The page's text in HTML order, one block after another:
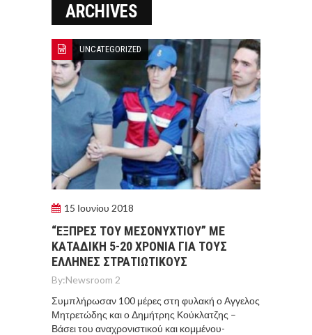
ARCHIVES
UNCATEGORIZED
15 Ιουνίου 2018
“ΕΞΠΡΕΣ ΤΟΥ ΜΕΣΟΝΥΧΤΙΟΥ” ΜΕ
ΚΑΤΑΔΙΚΗ 5-20 ΧΡΟΝΙΑ ΓΙΑ ΤΟΥΣ
ΕΛΛΗΝΕΣ ΣΤΡΑΤΙΩΤΙΚΟΥΣ
By:Newsroom 2
Συμπλήρωσαν 100 μέρες στη φυλακή ο Αγγελος
Μητρετώδης και ο Δημήτρης Κούκλατζης –
Βάσει του αναχρονιστικού και κομμένου-